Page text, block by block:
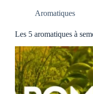
Aromatiques
Les 5 aromatiques à